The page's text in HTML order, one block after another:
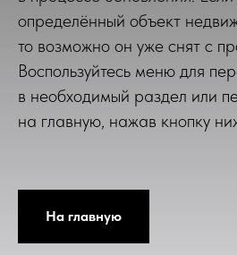
определённый объект
то возможно он уже снят с
Воспользуйтесь меню для
в необходимый раздел или
на главную, нажав кнопку
На главную